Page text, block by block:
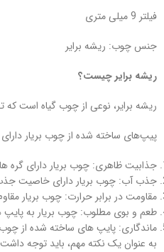
فیلتر 9 میلی متری
جنس چوب: ریشه برایر
ریشه برایر چیست؟
ریشه برایر، نوعی از چوب گیاه است
پیپ‌های ساخته شده از چوب بریار
جذابیت ظاهری: چوب بریار دارای گره
جذب آب: چوب بریار دارای خاصیت جذب
مقاومت در برابر حرارت: چوب بریار
طعم و بوی مطلوب: چوب بریار به پایپ‌
ماندگاری: پایپ‌ های ساخته شده از چوب
به عنوان یک نکته مهم، باید توجه